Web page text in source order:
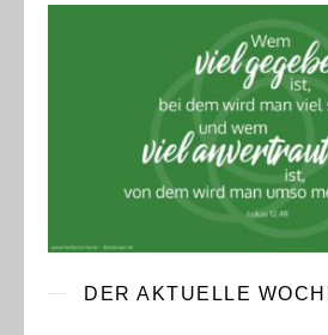
DER AKTUELLE